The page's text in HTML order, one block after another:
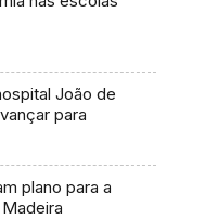
João de
para
plano para a